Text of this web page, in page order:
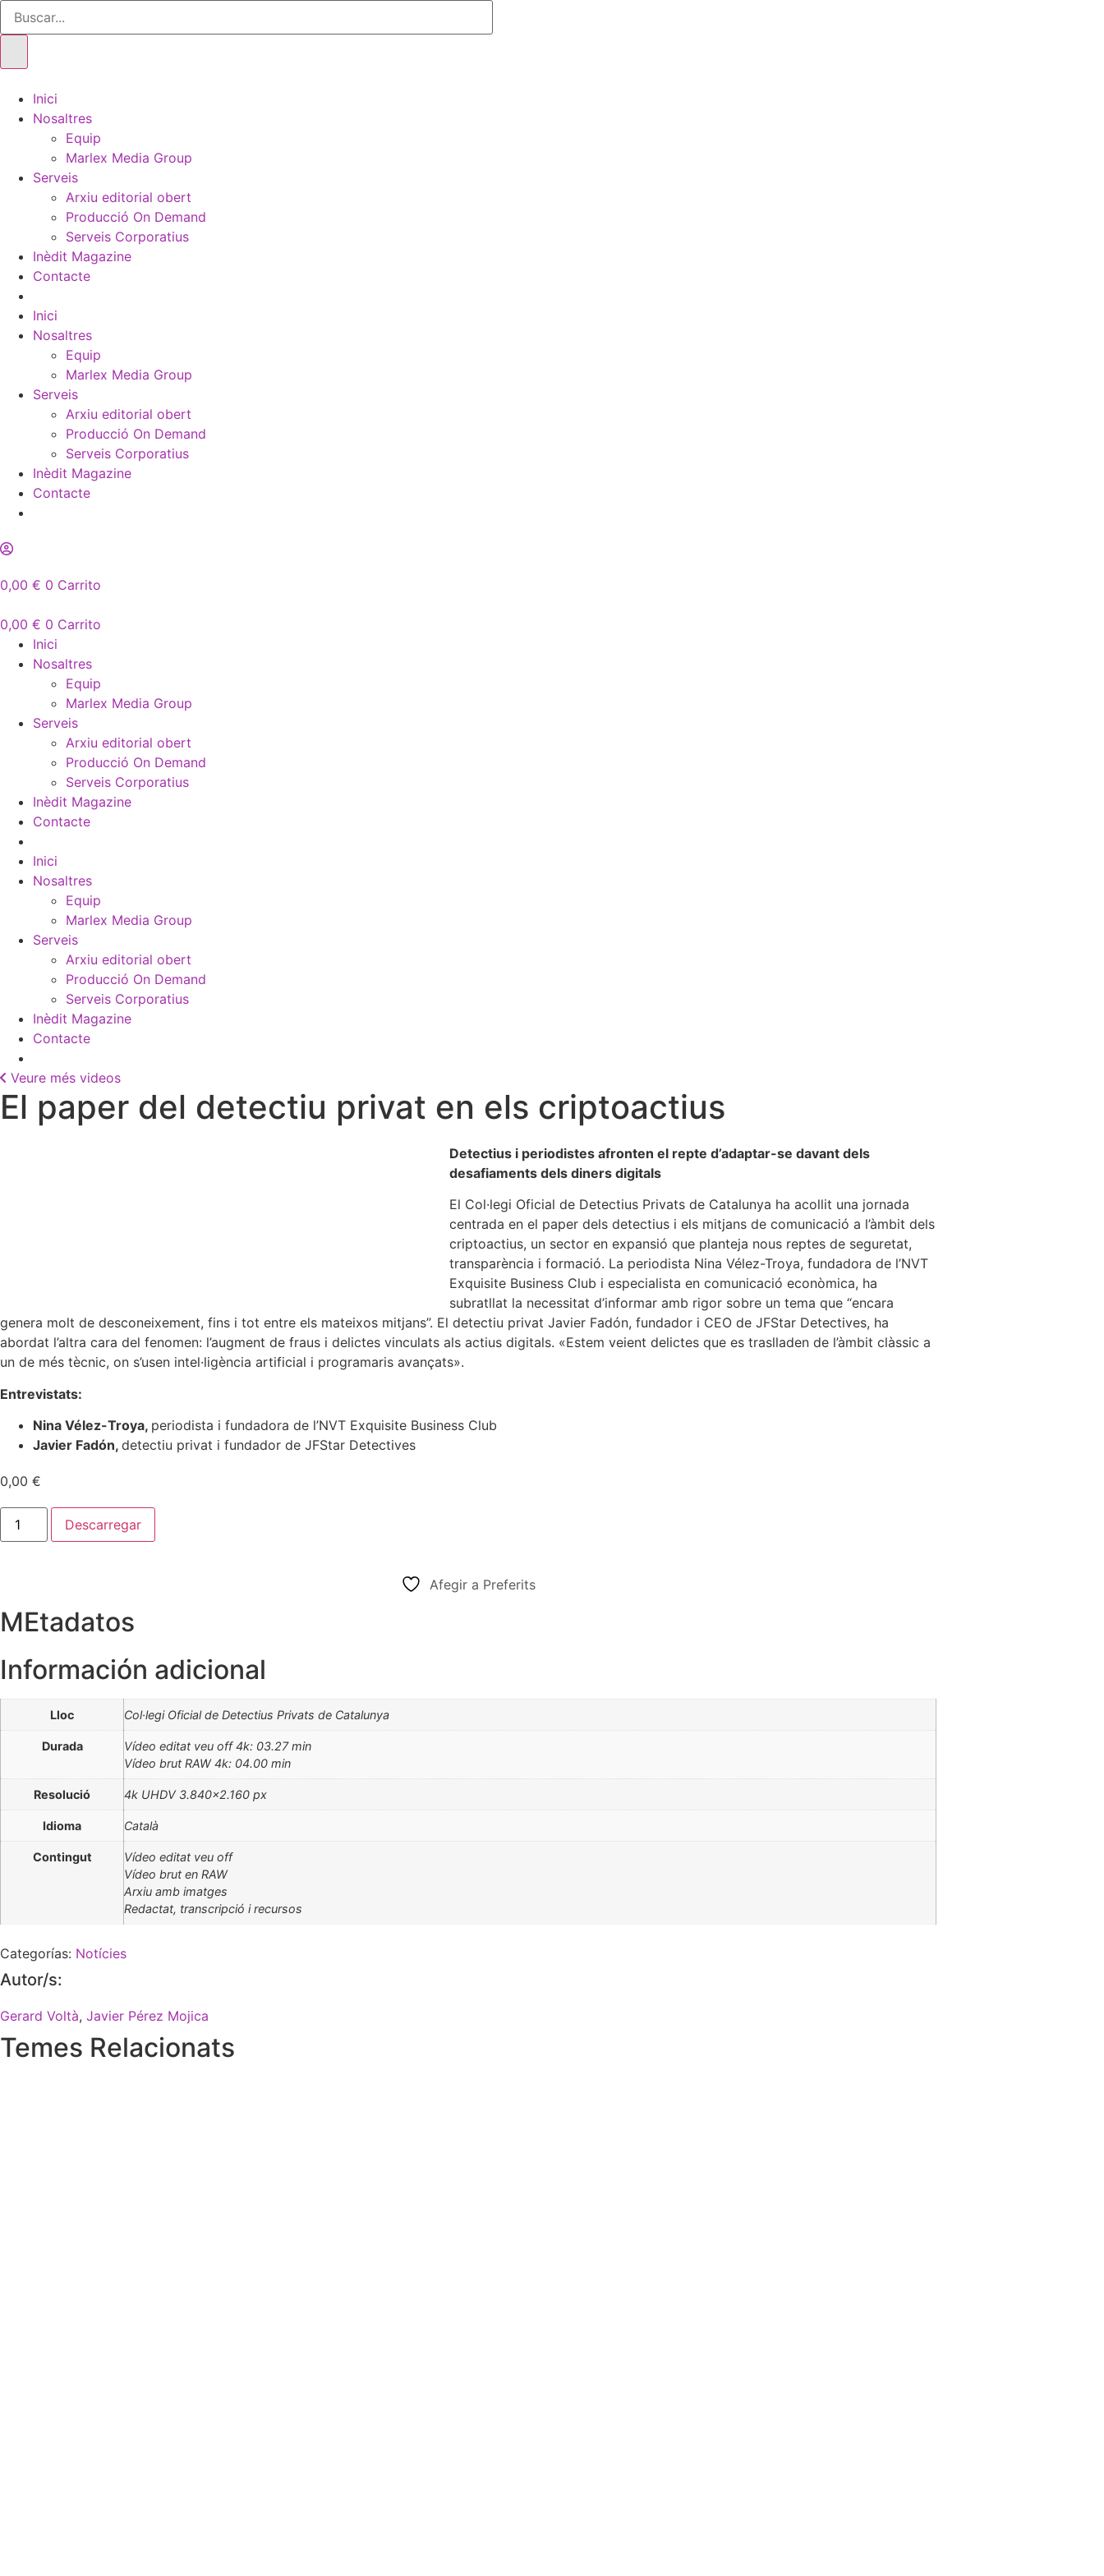
al
Búsqueda
productos
Inici
Nosaltres
Equip
Marlex Media Group
Serveis
Arxiu editorial obert
Producció On Demand
Serveis Corporatius
Inèdit Magazine
Contacte
Inici
Nosaltres
Equip
Marlex Media Group
Serveis
Arxiu editorial obert
Producció On Demand
Serveis Corporatius
Inèdit Magazine
Contacte
0,00 € 0 Carrito
0,00 € 0 Carrito
Inici
Nosaltres
Equip
Marlex Media Group
Serveis
Arxiu editorial obert
Producció On Demand
Serveis Corporatius
Inèdit Magazine
Contacte
Inici
Nosaltres
Equip
Marlex Media Group
Serveis
Arxiu editorial obert
Producció On Demand
Serveis Corporatius
Inèdit Magazine
Contacte
Veure més videos
El paper del detectiu privat en els criptoactius
Detectius i periodistes afronten el repte d’adaptar-se davant dels
desafiaments dels diners digitals
El Col·legi Oficial de Detectius Privats de Catalunya ha acollit una jornada
centrada en el paper dels detectius i els mitjans de comunicació a l’àmbit dels
criptoactius, un sector en expansió que planteja nous reptes de seguretat,
transparència i formació. La periodista Nina Vélez-Troya, fundadora de l’NVT
Exquisite Business Club i especialista en comunicació econòmica, ha
subratllat la necessitat d’informar amb rigor sobre un tema que “encara
genera molt de desconeixement, fins i tot entre els mateixos mitjans”. El detectiu privat Javier Fadón, fundador i CEO de JFStar Detectives, ha
abordat l’altra cara del fenomen: l’augment de fraus i delictes vinculats als actius digitals. «Estem veient delictes que es traslladen de l’àmbit clàssic a
un de més tècnic, on s’usen intel·ligència artificial i programaris avançats».
Entrevistats:
Nina Vélez-Troya, periodista i fundadora de l’NVT Exquisite Business Club
Javier Fadón, detectiu privat i fundador de JFStar Detectives
0,00 €
El
paper
del
cantidad
Descarregar
Afegir a Preferits
MEtadatos
Información adicional
Lloc Col·legi Oficial de Detectius Privats de Catalunya
Durada
Vídeo editat veu off 4k: 03.27 min
Vídeo brut RAW 4k: 04.00 min
Resolució 4k UHDV 3.840×2.160 px
Idioma Català
Contingut
Vídeo editat veu off
Vídeo brut en RAW
Arxiu amb imatges
Redactat, transcripció i recursos
Categorías: Notícies
Autor/s:
Gerard Voltà, Javier Pérez Mojica
Temes Relacionats